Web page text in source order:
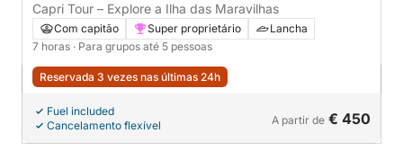
Capri Tour – Explore a Ilha das Maravilhas
Com capitão Super proprietário
Lancha
7 horas · Para grupos até 5 pessoas
Reservada 3 vezes nas últimas 24h
Fuel included
Cancelamento flexível
A partir de € 450